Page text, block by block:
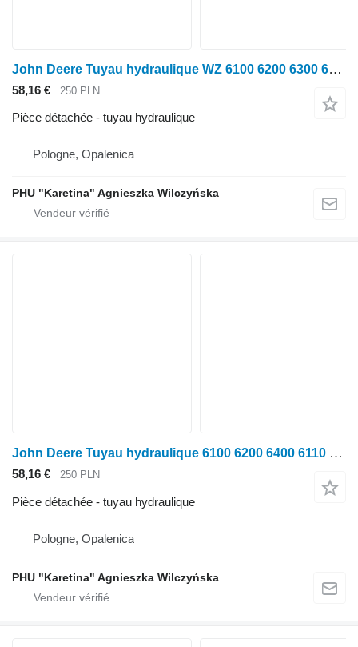
John Deere Tuyau hydraulique WZ 6100 6200 6300 6400 6600 6110 6210 6310 6410 pour tracteur à roues John Deere 6100 6200 6300 6400 6600 6110 6210 6310 6410
58,16 € 250 PLN
Pièce détachée - tuyau hydraulique
Pologne, Opalenica
PHU "Karetina" Agnieszka Wilczyńska
John Deere Tuyau hydraulique 6100 6200 6400 6110 6310 WZ2460041 pour tracteur à roues John Deere 6100 6200 6400 6110 6310
58,16 € 250 PLN
Pièce détachée - tuyau hydraulique
Pologne, Opalenica
PHU "Karetina" Agnieszka Wilczyńska